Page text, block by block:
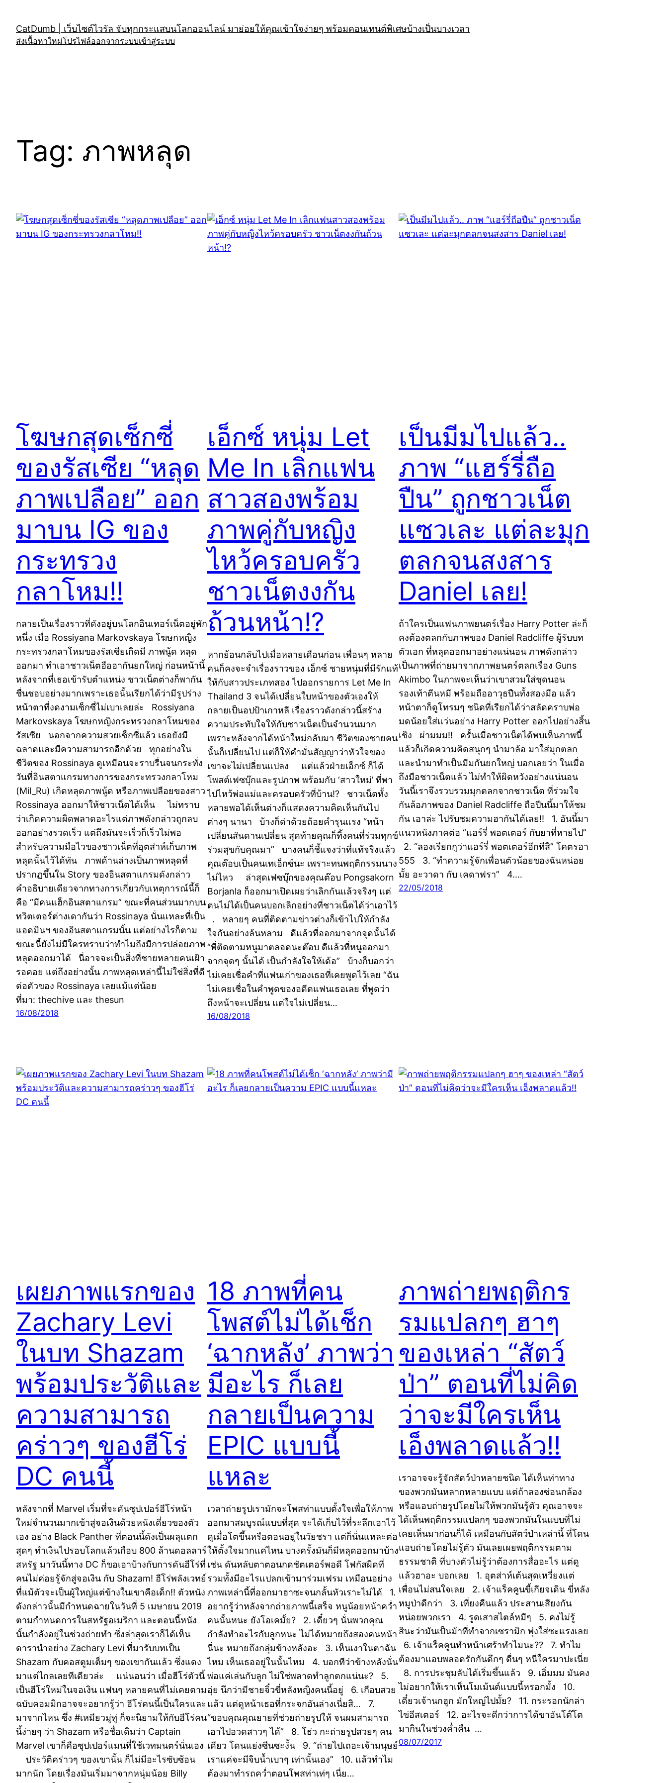
content
CatDumb | เว็บไซต์ไวรัล จับทุกกระแสบนโลกออนไลน์ มาย่อยให้คุณเข้าใจง่ายๆ พร้อมคอนเทนต์พิเศษบ้างเป็นบางเวลา
ส่งเนื้อหาใหม่โปรไฟล์ออกจากระบบเข้าสู่ระบบ
Tag: ภาพหลุด
โฆษกสุดเซ็กซี่
ของรัสเซีย “หลุด
ภาพเปลือย” ออก
มาบน IG ของ
กระทรวง
กลาโหม!!
กลายเป็นเรื่องราวที่ดังอยู่บนโลกอินเทอร์เน็ตอยู่พัก
หนึ่ง เมื่อ Rossiyana Markovskaya โฆษกหญิง
กระทรวงกลาโหมของรัสเซียเกิดมี ภาพนู้ด หลุด
ออกมา ทำเอาชาวเน็ตฮือฮากันยกใหญ่ ก่อนหน้านี้
หลังจากที่เธอเข้ารับตำแหน่ง ชาวเน็ตต่างก็พากัน
ชื่นชอบอย่างมากเพราะเธอนั้นเรียกได้ว่ามีรูปร่าง
หน้าตาที่งดงามเซ็กซี่ไม่เบาเลยล่ะ Rossiyana
Markovskaya โฆษกหญิงกระทรวงกลาโหมของ
รัสเซีย นอกจากความสวยเซ็กซี่แล้ว เธอยังมี
ฉลาดและมีความสามารถอีกด้วย ทุกอย่างใน
ชีวิตของ Rossinaya ดูเหมือนจะราบรื่นจนกระทั่ง
วันที่อินสตาแกรมทางการของกระทรวงกลาโหม
(Mil_Ru) เกิดหลุดภาพนู้ด หรือภาพเปลือยของสาว
Rossinaya ออกมาให้ชาวเน็ตได้เห็น ไม่ทราบ
ว่าเกิดความผิดพลาดอะไรแต่ภาพดังกล่าวถูกลบ
ออกอย่างรวดเร็ว แต่ถึงมันจะเร็วก็เร็วไม่พอ
สำหรับความมือไวของชาวเน็ตที่อุตส่าห์เก็บภาพ
หลุดนั้นไว้ได้ทัน ภาพด้านล่างเป็นภาพหลุดที่
ปรากฏขึ้นใน Story ของอินสตาแกรมดังกล่าว
คำอธิบายเดียวจากทางการเกี่ยวกับเหตุการณ์นี้ก็
คือ “มีคนแฮ็กอินสตาแกรม” ขณะที่คนส่วนมากบน
ทวิตเตอร์ต่างเดากันว่า Rossinaya นั่นแหละที่เป็น
แอดมินฯ ของอินสตาแกรมนั้น แต่อย่างไรก็ตาม
ขณะนี้ยังไม่มีใครทราบว่าทำไมถึงมีการปล่อยภาพ
หลุดออกมาได้ นี่อาจจะเป็นสิ่งที่ชายหลายคนเฝ้า
รอคอย แต่ถึงอย่างนั้น ภาพหลุดเหล่านี้ไม่ใช่สิ่งที่ดี
ต่อตัวของ Rossinaya เลยแม้แต่น้อย
ที่มา: thechive และ thesun
16/08/2018
เอ็กซ์ หนุ่ม Let
Me In เลิกแฟน
สาวสองพร้อม
ภาพคู่กับหญิง
ไหว้ครอบครัว
ชาวเน็ตงงกัน
ถ้วนหน้า!?
หากย้อนกลับไปเมื่อหลายเดือนก่อน เพื่อนๆ หลาย
คนก็คงจะจำเรื่องราวของ เอ็กซ์ ชายหนุ่มที่มีรักแท้
ให้กับสาวประเภทสอง ไปออกรายการ Let Me In
Thailand 3 จนได้เปลี่ยนใบหน้าของตัวเองให้
กลายเป็นอปป้าเกาหลี เรื่องราวดังกล่าวนี้สร้าง
ความประทับใจให้กับชาวเน็ตเป็นจำนวนมาก
เพราะหลังจากได้หน้าใหม่กลับมา ชีวิตของชายคน
นั้นก็เปลี่ยนไป แต่ก็ให้คำมั่นสัญญาว่าหัวใจของ
เขาจะไม่เปลี่ยนแปลง แต่แล้วฝ่ายเอ็กซ์ ก็ได้
โพสต์เฟซบุ๊กและรูปภาพ พร้อมกับ ‘สาวใหม่’ ที่พา
ไปไหว้พ่อแม่และครอบครัวที่บ้าน!? ชาวเน็ตทั้ง
หลายพอได้เห็นต่างก็แสดงความคิดเห็นกันไป
ต่างๆ นานา บ้างก็ด่าด้วยถ้อยคำรุนแรง “หน้า
เปลี่ยนสันดานเปลี่ยน สุดท้ายคุณก็ทิ้งคนที่ร่วมทุกข์
ร่วมสุขกับคุณมา” บางคนก็ชี้แจงว่าที่แท้จริงแล้ว
คุณต๊อบเป็นคนเทเอ็กซ์นะ เพราะทนพฤติกรรมนาง
ไม่ไหว ล่าสุดเฟซบุ๊กของคุณต๊อบ Pongsakorn
Borjanla ก็ออกมาเปิดเผยว่าเลิกกันแล้วจริงๆ แต่
ตนไม่ได้เป็นคนบอกเลิกอย่างที่ชาวเน็ตได้ว่าเอาไว้
. หลายๆ คนที่ติดตามข่าวต่างก็เข้าไปให้กำลัง
ใจกันอย่างล้นหลาม ดีแล้วที่ออกมาจากจุดนั้นได้
“พี่ติดตามหนูมาตลอดนะต๊อบ ดีแล้วที่หนูออกมา
จากจุดๆ นั้นได้ เป็นกำลังใจให้เด้อ” บ้างก็บอกว่า
ไม่เคยเชื่อคำที่แฟนเก่าของเธอที่เคยพูดไว้เลย “ฉัน
ไม่เคยเชื่อในคำพูดของอดีตแฟนเธอเลย ที่พูดว่า
ถึงหน้าจะเปลี่ยน แต่ใจไม่เปลี่ยน…
16/08/2018
เป็นมีมไปแล้ว..
ภาพ “แฮร์รี่ถือ
ปืน” ถูกชาวเน็ต
แซวเละ แต่ละมุก
ตลกจนสงสาร
Daniel เลย!
ถ้าใครเป็นแฟนภาพยนตร์เรื่อง Harry Potter ล่ะก็
คงต้องตลกกับภาพของ Daniel Radcliffe ผู้รับบท
ตัวเอก ที่หลุดออกมาอย่างแน่นอน ภาพดังกล่าว
เป็นภาพที่ถ่ายมาจากภาพยนตร์ตลกเรื่อง Guns
Akimbo ในภาพจะเห็นว่าเขาสวมใส่ชุดนอน
รองเท้าตีนหมี พร้อมถืออาวุธปืนทั้งสองมือ แล้ว
หน้าตาก็ดูโทรมๆ ชนิดที่เรียกได้ว่าสลัดคราบพ่อ
มดน้อยใส่แว่นอย่าง Harry Potter ออกไปอย่างสิ้น
เชิง ผ่ามมม!! ครั้นเมื่อชาวเน็ตได้พบเห็นภาพนี้
แล้วก็เกิดความคิดสนุกๆ นำมาล้อ มาใส่มุกตลก
และนำมาทำเป็นมีมกันยกใหญ่ บอกเลยว่า ในเมื่อ
ถึงมือชาวเน็ตแล้ว ไม่ทำให้ผิดหวังอย่างแน่นอน
วันนี้เราจึงรวบรวมมุกตลกจากชาวเน็ต ที่ร่วมใจ
กันล้อภาพของ Daniel Radcliffe ถือปืนนี้มาให้ชม
กัน เอาล่ะ ไปรับชมความฮากันได้เลย!! 1. อันนี้มา
แนวหนังภาคต่อ “แฮร์รี่ พอตเตอร์ กับยาที่หายไป”
2. “ลองเรียกกูว่าแฮร์รี่ พอตเตอร์อีกทีสิ” โคตรฮา
555 3. “ทำความรู้จักเพื่อนตัวน้อยของฉันหน่อย
มั้ย อะวาดา กับ เคดาฟรา” 4.…
22/05/2018
เผยภาพแรกของ
Zachary Levi
ในบท Shazam
พร้อมประวัติและ
ความสามารถ
คร่าวๆ ของฮีโร่
DC คนนี้
หลังจากที่ Marvel เริ่มที่จะดันซุปเปอร์ฮีโร่หน้า
ใหม่จำนวนมากเข้าสู่จอเงินด้วยหนังเดี่ยวของตัว
เอง อย่าง Black Panther ที่ตอนนี้ดังเป็นผลุแตก
สุดๆ ทำเงินไปรอบโลกแล้วเกือบ 800 ล้านดอลลาร์
สหรัฐ มาวันนี้ทาง DC ก็ขอเอาบ้างกับการดันฮีโร่ที่
คนไม่ค่อยรู้จักสู่จอเงิน กับ Shazam! ฮีโร่พลังเวทย์
ที่แม้ตัวจะเป็นผู้ใหญ่แต่ข้างในเขาคือเด็ก!! ตัวหนัง
ดังกล่าวนั้นมีกำหนดฉายในวันที่ 5 เมษายน 2019
ตามกำหนดการในสหรัฐอเมริกา และตอนนี้หนัง
นั้นกำลังอยู่ในช่วงถ่ายทำ ซึ่งล่าสุดเราก็ได้เห็น
ดารานำอย่าง Zachary Levi ที่มารับบทเป็น
Shazam กับคอสตูมเต็มๆ ของเขากันแล้ว ซึ่งแดง
มาแต่ไกลเลยทีเดียวล่ะ แน่นอนว่า เมื่อฮีโร่ตัวนี้
เป็นฮีโร่ใหม่ในจอเงิน แฟนๆ หลายคนที่ไม่เคยตาม
ฉบับคอมมิกอาจจะอยากรู้ว่า ฮีโร่คนนี้เป็นใครและ
มาจากไหน ซึ่ง #เหมียวมู่ทู่ ก็จะนิยามให้กับฮีโร่คน
นี้ง่ายๆ ว่า Shazam หรือชื่อเดิมว่า Captain
Marvel เขาก็คือซุปเปอร์แมนที่ใช้เวทมนตร์นั่นเอง
ประวัติคร่าวๆ ของเขานั้น ก็ไม่มีอะไรซับซ้อน
มากนัก โดยเรื่องมันเริ่มมาจากหนุ่มน้อย Billy
18 ภาพที่คน
โพสต์ไม่ได้เช็ก
‘ฉากหลัง’ ภาพว่า
มีอะไร ก็เลย
กลายเป็นความ
EPIC แบบนี้
แหละ
เวลาถ่ายรูปเรามักจะโพสท่าแบบตั้งใจเพื่อให้ภาพ
ออกมาสมบูรณ์แบบที่สุด จะได้เก็บไว้ที่ระลึกเอาไว้
ดูเมื่อโตขึ้นหรือตอนอยู่ในวัยชรา แต่ก็นั่นแหละต่อ
ให้ตั้งใจมากแค่ไหน บางครั้งมันก็มีหลุดออกมาบ้าง
เช่น ดันหลับตาตอนกดชัตเตอร์พอดี โฟกัสผิดที่
รวมทั้งมีอะไรแปลกเข้ามาร่วมเฟรม เหมือนอย่าง
ภาพเหล่านี้ที่ออกมาฮาซะจนกลั้นหัวเราะไม่ได้ 1.
อยากรู้ว่าหลังจากถ่ายภาพนี้เสร็จ หนูน้อยหน้าคว่ำ
คนนั้นหนะ ยังโอเคมั้ย? 2. เดี๋ยวๆ นั่นพวกคุณ
กำลังทำอะไรกับลูกหนะ ไม่ได้หมายถึงสองคนหน้า
นี่นะ หมายถึงกลุ่มข้างหลังอะ 3. เห็นเงาในตาฉัน
ไหม เห็นเธออยู่ในนั้นไหม 4. บอกทีว่าข้างหลังนั่น
พ่อแค่เล่นกับลูก ไม่ใช่พลาดทำลูกตกแน่นะ? 5.
อุ่ย นึกว่ามีชายจิ๋วขี่หลังหญิงคนนี้อยู่ 6. เกือบสวย
แล้ว แต่ดูหน้าเธอที่กระจกอันล่างเนี่ยสิ… 7.
“ขอบคุณคุณยายที่ช่วยถ่ายรูปให้ จนผมสามารถ
เอาไปอวดสาวๆ ได้” 8. โธ่ว กะถ่ายรูปสวยๆ คน
เดียว โดนแย่งซีนซะงั้น 9. “ถ่ายไปเถอะเจ้ามนุษย์
เราแค่จะมีจิบน้ำเบาๆ เท่านั้นเอง” 10. แล้วทำไม
ต้องมาทำรถคว่ำตอนโพสท่าเท่ๆ เนี่ย…
ภาพถ่ายพฤติกร
รมแปลกๆ ฮาๆ
ของเหล่า “สัตว์
ป่า” ตอนที่ไม่คิด
ว่าจะมีใครเห็น
เอ็งพลาดแล้ว!!
เราอาจจะรู้จักสัตว์ป่าหลายชนิด ได้เห็นท่าทาง
ของพวกมันหลากหลายแบบ แต่ถ้าลองซ่อนกล้อง
หรือแอบถ่ายรูปโดยไม่ให้พวกมันรู้ตัว คุณอาจจะ
ได้เห็นพฤติกรรมแปลกๆ ของพวกมันในแบบที่ไม่
เคยเห็นมาก่อนก็ได้ เหมือนกับสัตว์ป่าเหล่านี้ ที่โดน
แอบถ่ายโดยไม่รู้ตัว มันเลยเผยพฤติกรรมตาม
ธรรมชาติ ที่บางตัวไม่รู้ว่าต้องการสื่ออะไร แต่ดู
แล้วฮาอะ บอกเลย 1. อุตส่าห์เต้นสุดเหวี่ยงแต่
เพื่อนไม่สนใจเลย 2. เจ้าแร็คคูนขี้เกียจเดิน ขี่หลัง
หมูป่าดีกว่า 3. เที่ยงคืนแล้ว ประสานเสียงกัน
หน่อยพวกเรา 4. รูดเสาสไตล์หมีๆ 5. คงไม่รู้
สินะว่ามันเป็นม้าที่ทำจากเซรามิก พุ่งใส่ซะแรงเลย
6. เจ้าแร็คคูนทำหน้าเศร้าทำไมนะ?? 7. ทำไม
ต้องมาแอบพลอดรักกันดึกๆ ดื่นๆ หนีใครมาปะเนี่ย
8. การประชุมลับได้เริ่มขึ้นแล้ว 9. เอิ่มมม มันคง
ไม่อยากให้เราเห็นโมเม้นต์แบบนี้หรอกมั้ง 10.
เดี๋ยวเจ้านกฮูก มักใหญ่ไปมั้ย? 11. กระรอกนักล่า
ไข่อีสเตอร์ 12. อะไรจะดีกว่าการได้ขาอันโต๊โต
มากินในช่วงค่ำคืน …
08/07/2017